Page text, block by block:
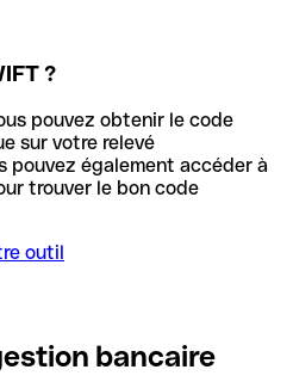
?
pouvez obtenir le code
sur votre relevé
pouvez également accéder à
trouver le bon code
outil
bancaire